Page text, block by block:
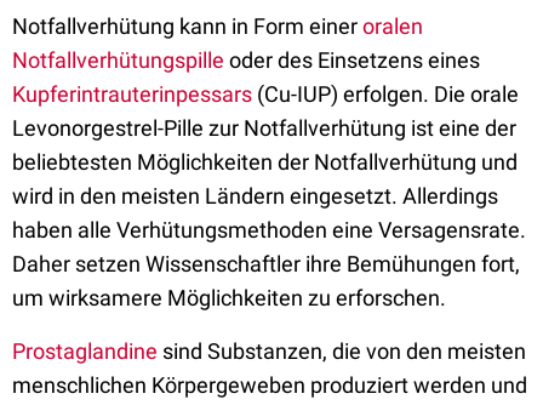
Notfallverhütung kann in Form eineroralen
Notfallverhütungspille oder des Einsetzens eines
Kupferintrauterinpessars (Cu-IUP) erfolgen. Die orale
Levonorgestrel-Pille zur Notfallverhütung ist eine der
beliebtesten Möglichkeiten der Notfallverhütung und
wird in den meisten Ländern eingesetzt. Allerdings
haben alle Verhütungsmethoden eine Versagensrate.
Daher setzen Wissenschaftler ihre Bemühungen fort,
um wirksamere Möglichkeiten zu erforschen.
Prostaglandine sind Substanzen, die von den meisten
menschlichen Körpergeweben produziert werden und